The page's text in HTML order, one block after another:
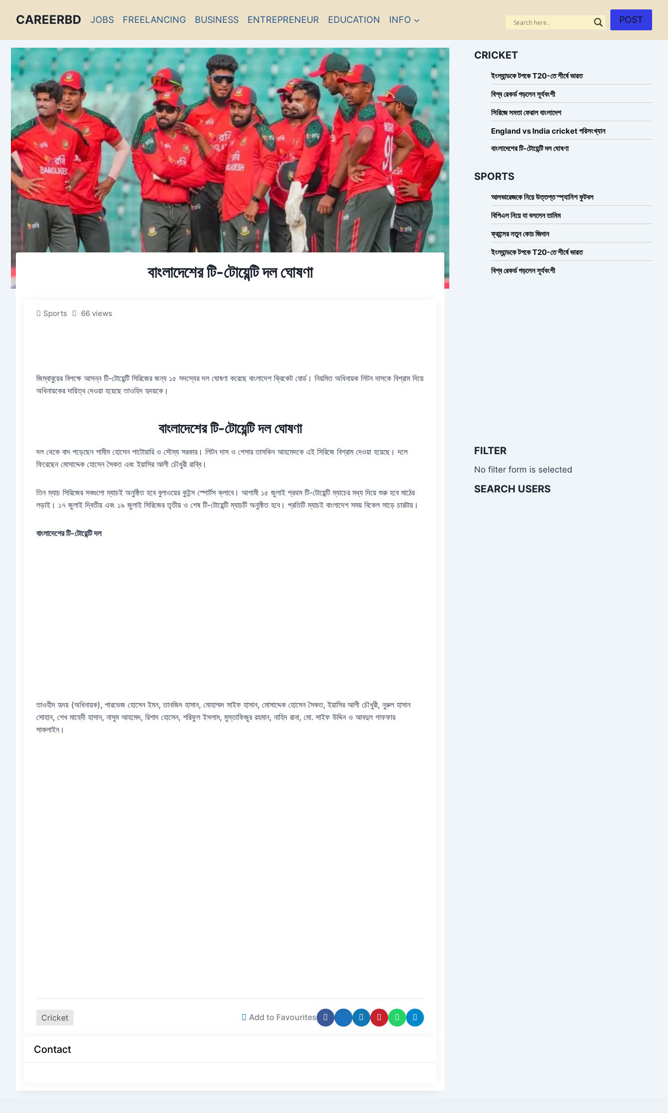
CAREERBD JOBS FREELANCING BUSINESS ENTREPRENEUR EDUCATION INFO POST
বাংলাদেশের টি-টোয়েন্টি দল ঘোষণা
Sports 66 views
জিম্বাবুয়ের বিপক্ষে আসন্ন টি-টোয়েন্টি সিরিজের জন্য ১৫ সদস্যের দল ঘোষণা করেছে বাংলাদেশ ক্রিকেট বোর্ড। নিয়মিত অধিনায়ক লিটন দাসকে বিশ্রাম দিয়ে
অধিনায়কের দায়িত্ব দেওয়া হয়েছে তাওহিদ হৃদয়কে।
বাংলাদেশের টি-টোয়েন্টি দল ঘোষণা
দল থেকে বাদ পড়েছেন শামীম হোসেন পাটোয়ারি ও সৌম্য সরকার। লিটন দাস ও পেসার তাসকিন আহমেদকে এই সিরিজে বিশ্রাম দেওয়া হয়েছে। দলে
ফিরেছেন মোসাদ্দেক হোসেন সৈকত এবং ইয়াসির আলী চৌধুরী রাব্বি।
তিন ম্যাচ সিরিজের সবগুলো ম্যাচই অনুষ্ঠিত হবে বুলাওয়ের কুইন্স স্পোর্টস ক্লাবে। আগামী ১৫ জুলাই প্রথম টি-টোয়েন্টি ম্যাচের মধ্য দিয়ে শুরু হবে মাঠের
লড়াই। ১৭ জুলাই দ্বিতীয় এবং ১৯ জুলাই সিরিজের তৃতীয় ও শেষ টি-টোয়েন্টি ম্যাচটি অনুষ্ঠিত হবে। প্রতিটি ম্যাচই বাংলাদেশ সময় বিকেল সাড়ে চারটায়।
বাংলাদেশের টি-টোয়েন্টি দল
তাওহীদ হৃদয় (অধিনায়ক), পারভেজ হোসেন ইমন, তানজিদ হাসান, মোহাম্মদ সাইফ হাসান, মোসাদ্দেক হোসেন সৈকত, ইয়াসির আলী চৌধুরী, নুরুল হাসান
সোহান, শেখ মাহেদী হাসান, নাসুম আহমেদ, রিশাদ হোসেন, শরিফুল ইসলাম, মুস্তাফিজুর রহমান, নাহিদ রানা, মো. সাইফ উদ্দিন ও আবদুল গাফফার
সাকলাইন।
Cricket Add to Favourites
Contact
CRICKET
ইংল্যান্ডকে টপকে T20-তে শীর্ষে ভারত
বিশ্ব রেকর্ড গড়লেন সূর্যবংশী
সিরিজে সমতা ফেরাল বাংলাদেশ
England vs India cricket পরিসংখ্যান
বাংলাদেশের টি-টোয়েন্টি দল ঘোষণা
SPORTS
আলভারেজকে নিয়ে উত্তপ্ত স্প্যানিশ ফুটবল
বিপিএল নিয়ে যা বললেন তামিম
ফ্রান্সের নতুন কোচ জিদান
ইংল্যান্ডকে টপকে T20-তে শীর্ষে ভারত
বিশ্ব রেকর্ড গড়লেন সূর্যবংশী
FILTER
No filter form is selected
SEARCH USERS
PORTAL
FORUM